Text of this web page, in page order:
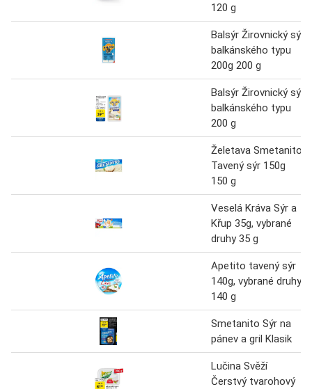
120 g
Balsýr Žirovnický sýr
balkánského typu
200g 200 g
Balsýr Žirovnický sýr
balkánského typu
200 g
Želetava Smetanito
Tavený sýr 150g
150 g
Veselá Kráva Sýr a
Křup 35g, vybrané
druhy 35 g
Apetito tavený sýr
140g, vybrané druhy
140 g
Smetanito Sýr na
pánev a gril Klasik
Lučina Svěží
Čerstvý tvarohový